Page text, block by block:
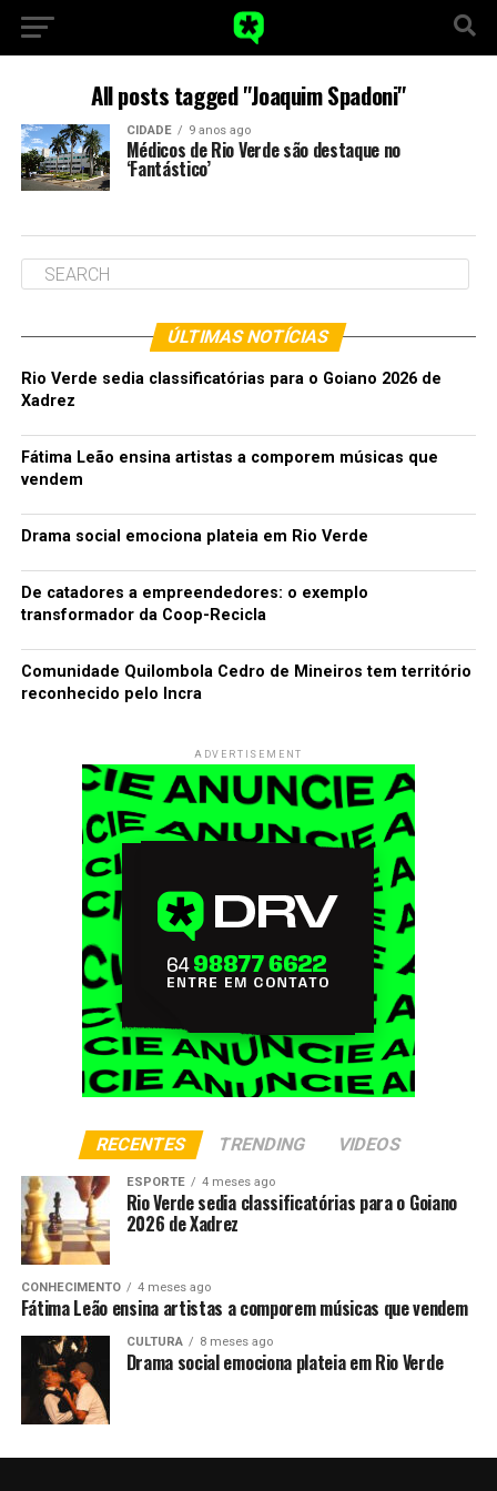
All posts tagged "Joaquim Spadoni"
CIDADE 9 anos ago
Médicos de Rio Verde são destaque no
‘Fantástico’
ÚLTIMAS NOTÍCIAS
Rio Verde sedia classificatórias para o Goiano 2026 de
Xadrez
Fátima Leão ensina artistas a comporem músicas que
vendem
Drama social emociona plateia em Rio Verde
De catadores a empreendedores: o exemplo
transformador da Coop-Recicla
Comunidade Quilombola Cedro de Mineiros tem território
reconhecido pelo Incra
ADVERTISEMENT
RECENTES TRENDING VIDEOS
ESPORTE 4 meses ago
Rio Verde sedia classificatórias para o Goiano
2026 de Xadrez
CONHECIMENTO 4 meses ago
Fátima Leão ensina artistas a comporem músicas que vendem
CULTURA 8 meses ago
Drama social emociona plateia em Rio Verde